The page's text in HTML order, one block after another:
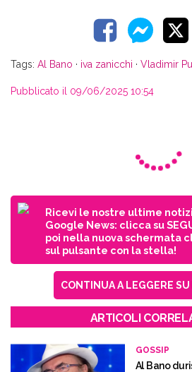
Tags: Al Bano · iva zanicchi · Vladimir
Pubblicato il 09/06/2025 10:54
Ricevi le nostre ultime
Google News: clicca su
poi nella nuova schermata
sul pulsante con la stella!
CONTINUA A LEGGERE
ARTICOLI
GOSSIP
Al Bano